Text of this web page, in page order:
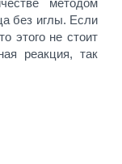
без иглы. Если
этого не стоит
реакция, так